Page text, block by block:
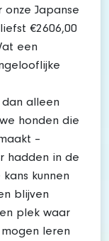
Japanse
€2606,00
een
alleen
honden die
–
hadden in de
kunnen
blijven
plek waar
leren